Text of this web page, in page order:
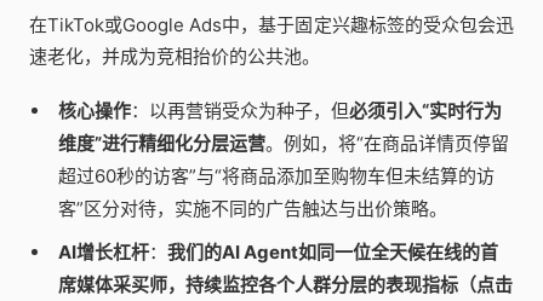
在TikTok或Google Ads中，基于固定兴趣标签的受众包会迅
速老化，并成为竞相抬价的公共池。
核心操作：以再营销受众为种子，但必须引入“实时行为
维度”进行精细化分层运营。例如，将“在商品详情页停留
超过60秒的访客”与“将商品添加至购物车但未结算的访
客”区分对待，实施不同的广告触达与出价策略。
AI增长杠杆： 我们的AI Agent如同一位全天候在线的首
席媒体采买师，持续监控各个人群分层的表现指标（点击